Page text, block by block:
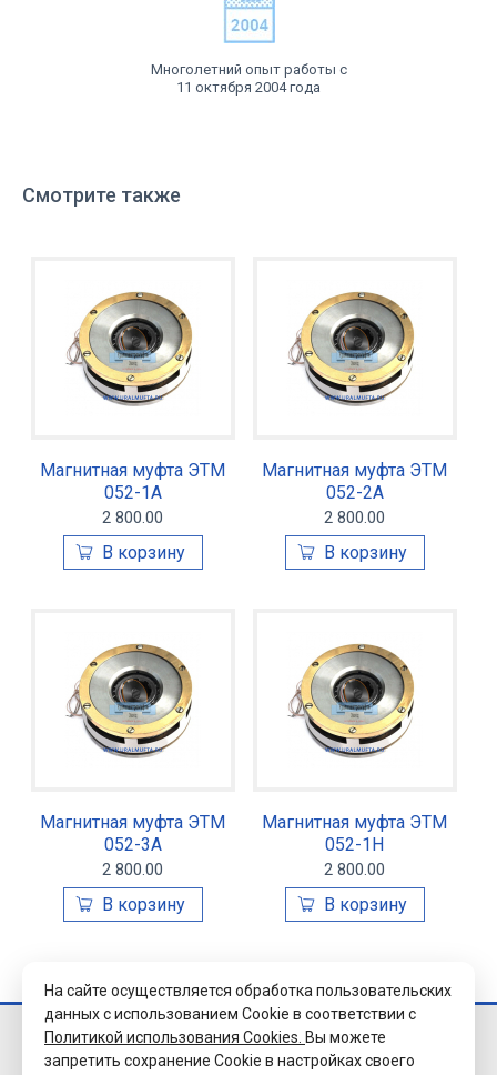
Многолетний опыт работы с
11 октября 2004 года
Смотрите также
Магнитная муфта ЭТМ
052-1А
2 800.00
Магнитная муфта ЭТМ
052-2А
2 800.00
Магнитная муфта ЭТМ
052-3А
2 800.00
Магнитная муфта ЭТМ
052-1Н
2 800.00
© 2026 Завод
«Уралэлектромуфта»
На сайте осуществляется обработка пользовательских
данных с использованием Cookie в соответствии с
Политикой использования Cookies. Вы можете
запретить сохранение Cookie в настройках своего